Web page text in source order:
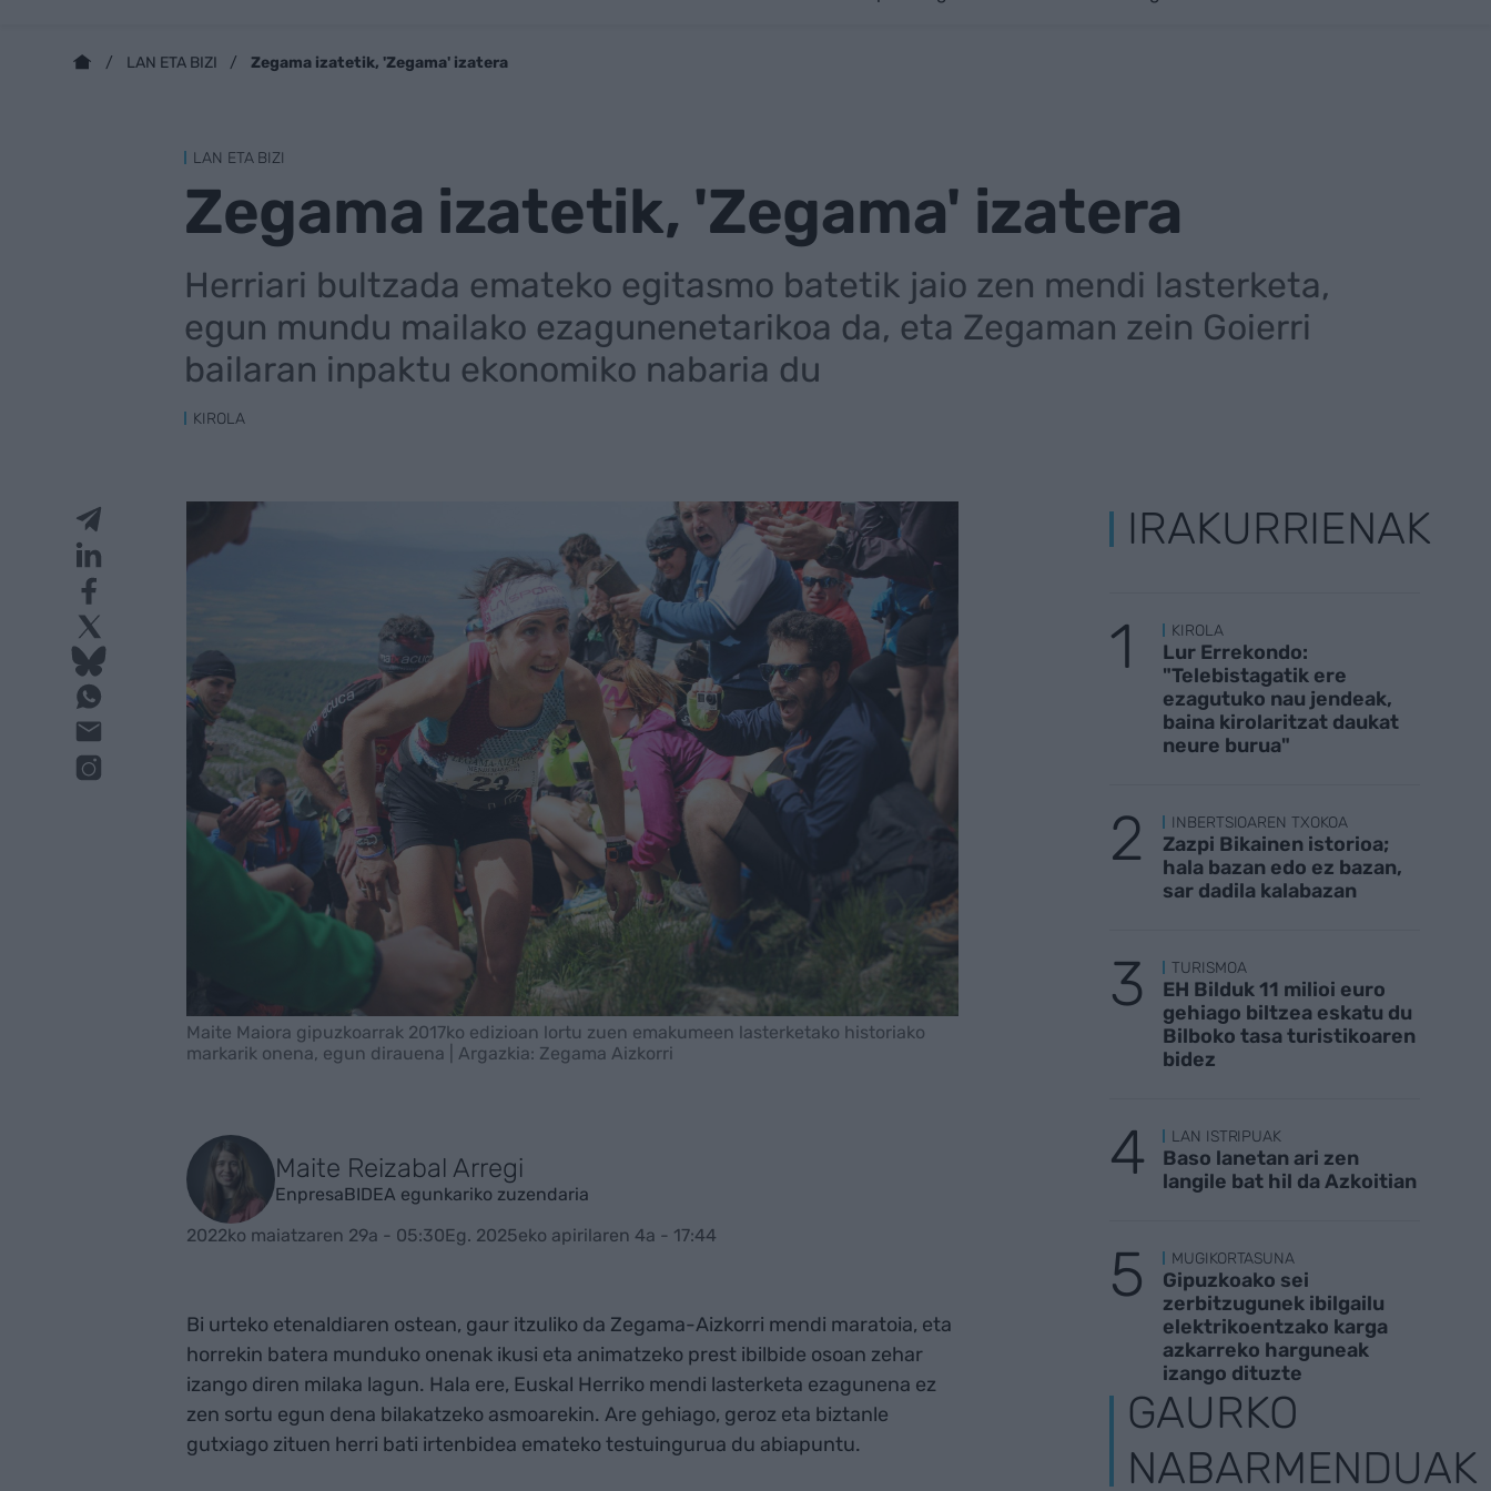
LAN ETA BIZI Zegama izatetik, 'Zegama' izatera
LAN ETA BIZI
Zegama izatetik, 'Zegama' izatera
Herriari bultzada emateko egitasmo batetik jaio zen mendi lasterketa,
egun mundu mailako ezagunenetarikoa da, eta Zegaman zein Goierri
bailaran inpaktu ekonomiko nabaria du
KIROLA
Maite Maiora gipuzkoarrak 2017ko edizioan lortu zuen emakumeen lasterketako historiako
markarik onena, egun dirauena | Argazkia: Zegama Aizkorri
Maite Reizabal Arregi
EnpresaBIDEA egunkariko zuzendaria
2022ko maiatzaren 29a - 05:30Eg. 2025eko apirilaren 4a - 17:44
Bi urteko etenaldiaren ostean, gaur itzuliko da Zegama-Aizkorri mendi maratoia, eta
horrekin batera munduko onenak ikusi eta animatzeko prest ibilbide osoan zehar
izango diren milaka lagun. Hala ere, Euskal Herriko mendi lasterketa ezagunena ez
zen sortu egun dena bilakatzeko asmoarekin. Are gehiago, geroz eta biztanle
gutxiago zituen herri bati irtenbidea emateko testuingurua du abiapuntu.
IRAKURRIENAK
KIROLA
Lur Errekondo:
"Telebistagatik ere
ezagutuko nau jendeak,
baina kirolaritzat daukat
neure burua"
INBERTSIOAREN TXOKOA
Zazpi Bikainen istorioa;
hala bazan edo ez bazan,
sar dadila kalabazan
TURISMOA
EH Bilduk 11 milioi euro
gehiago biltzea eskatu du
Bilboko tasa turistikoaren
bidez
LAN ISTRIPUAK
Baso lanetan ari zen
langile bat hil da Azkoitian
MUGIKORTASUNA
Gipuzkoako sei
zerbitzugunek ibilgailu
elektrikoentzako karga
azkarreko harguneak
izango dituzte
GAURKO
NABARMENDUAK